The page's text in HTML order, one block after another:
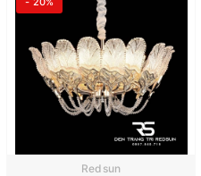
Redsun